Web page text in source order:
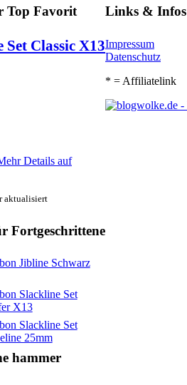
Top Favorit
Classic X13
Details auf
aktualisiert
Fortgeschrittene
Jibline Schwarz
Slackline Set
X13
Slackline Set
25mm
hammer
Links & Infos
Impressum
Datenschutz
* = Affiliatelink